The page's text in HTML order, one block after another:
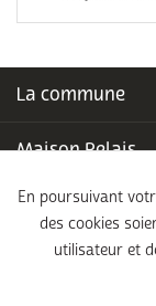
La commune
Maison Relais
Piscine
École
En poursuivant
des cookies
utilisateur et